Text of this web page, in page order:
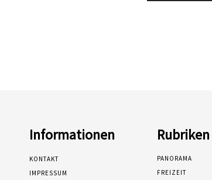
Informationen
KONTAKT
IMPRESSUM
Rubriken
PANORAMA
FREIZEIT